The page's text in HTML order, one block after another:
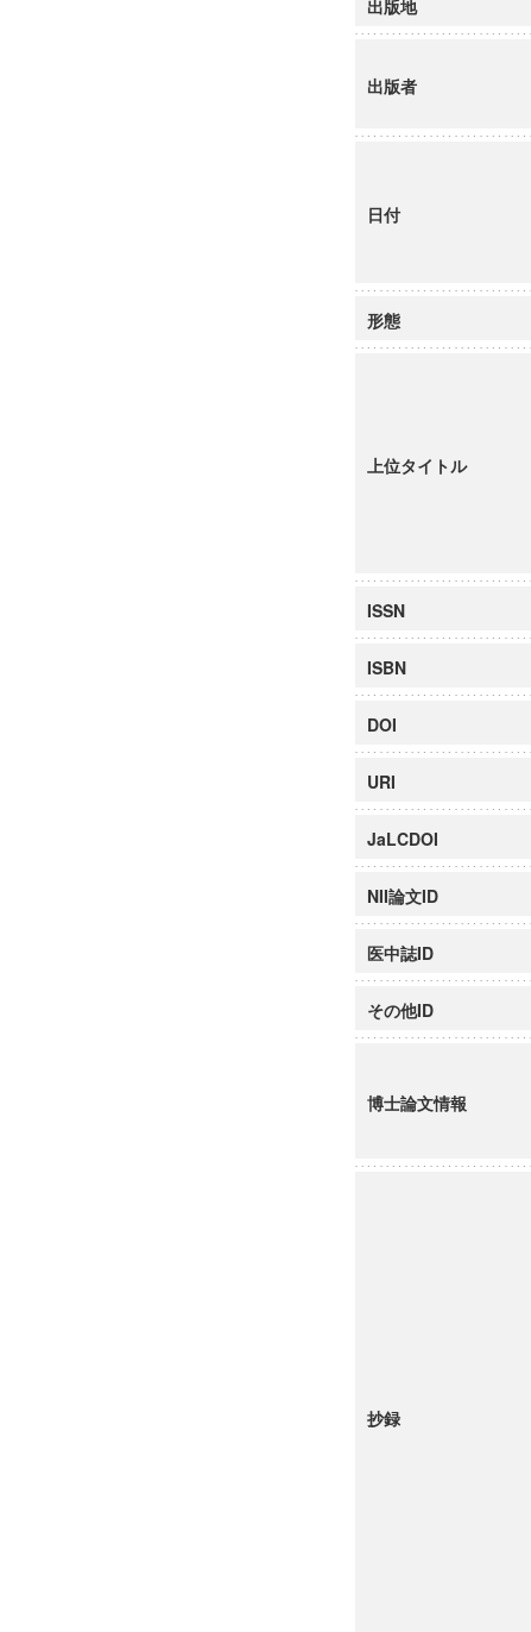
出版地
出版者
日付
形態
上位タイトル
ISSN
ISBN
DOI
URI
JaLCDOI
NII論文ID
医中誌ID
その他ID
博士論文情報
抄録